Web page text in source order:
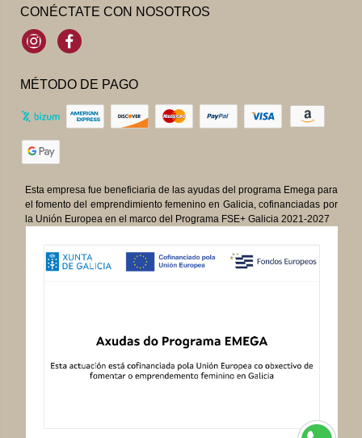
CONÉCTATE CON NOSOTROS
InstagramFacebook
MÉTODO DE PAGO
Esta empresa fue beneficiaria de las ayudas del programa Emega para
el fomento del emprendimiento femenino en Galicia, cofinanciadas por
la Unión Europea en el marco del Programa FSE+ Galicia 2021-2027